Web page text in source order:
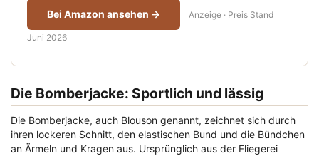
Bei Amazon ansehen → Anzeige · Preis Stand
Juni 2026
Die Bomberjacke: Sportlich und lässig
Die Bomberjacke, auch Blouson genannt, zeichnet sich durch
ihren lockeren Schnitt, den elastischen Bund und die Bündchen
an Ärmeln und Kragen aus. Ursprünglich aus der Fliegerei